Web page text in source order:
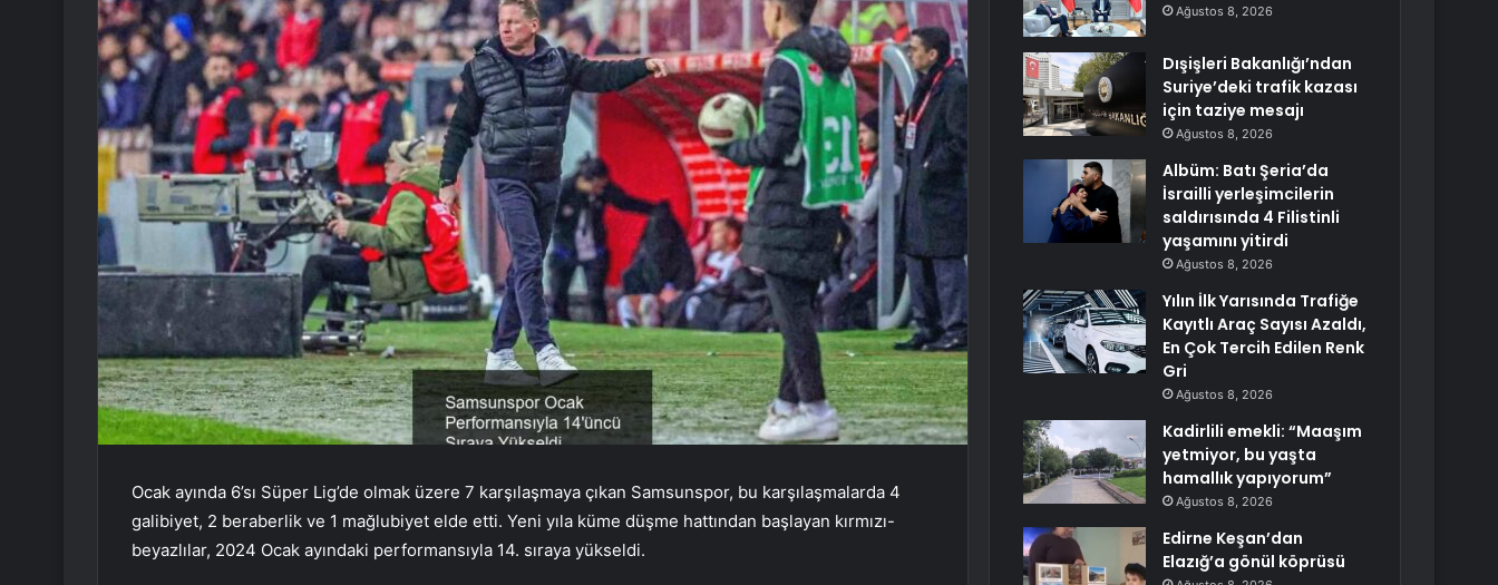
Ocak ayında 6’sı Süper Lig’de olmak üzere 7 karşılaşmaya çıkan Samsunspor, bu karşılaşmalarda 4
galibiyet, 2 beraberlik ve 1 mağlubiyet elde etti. Yeni yıla küme düşme hattından başlayan kırmızı-
beyazlılar, 2024 Ocak ayındaki performansıyla 14. sıraya yükseldi.
Ağustos 8, 2026
Dışişleri Bakanlığı’ndan
Suriye’deki trafik kazası
için taziye mesajı
Ağustos 8, 2026
Albüm: Batı Şeria’da
İsrailli yerleşimcilerin
saldırısında 4 Filistinli
yaşamını yitirdi
Ağustos 8, 2026
Yılın İlk Yarısında Trafiğe
Kayıtlı Araç Sayısı Azaldı,
En Çok Tercih Edilen Renk
Gri
Ağustos 8, 2026
Kadirlili emekli: “Maaşım
yetmiyor, bu yaşta
hamallık yapıyorum”
Ağustos 8, 2026
Edirne Keşan’dan
Elazığ’a gönül köprüsü